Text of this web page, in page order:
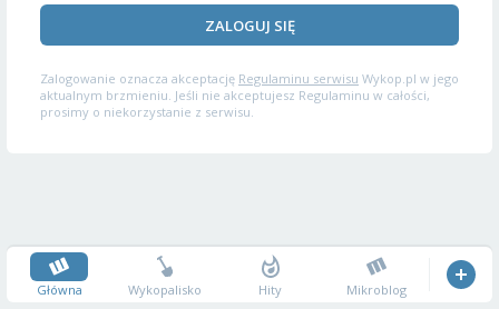
ZALOGUJ SIĘ
Zalogowanie oznacza akceptację Regulaminu serwisu Wykop.pl w jego
aktualnym brzmieniu. Jeśli nie akceptujesz Regulaminu w całości,
prosimy o niekorzystanie z serwisu.
Główna Wykopalisko Hity Mikroblog